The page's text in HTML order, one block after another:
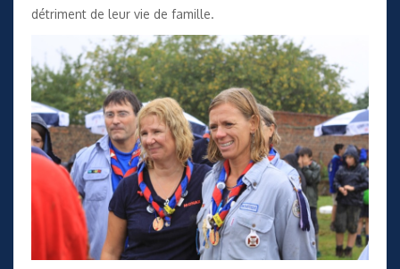
détriment de leur vie de famille.